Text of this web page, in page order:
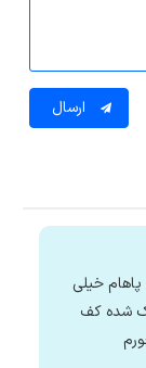
ارسال
تری‌گلیسیرید من ۴۷۰است پاهام خیلی
شده کف